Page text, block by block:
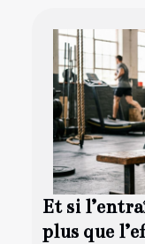
Et si
plus que